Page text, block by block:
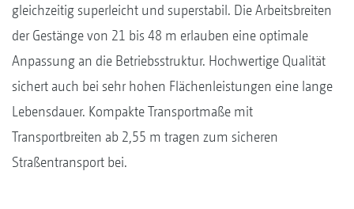
gleichzeitig superleicht und superstabil. Die Arbeitsbreiten
der Gestänge von 21 bis 48 m erlauben eine optimale
Anpassung an die Betriebsstruktur. Hochwertige Qualität
sichert auch bei sehr hohen Flächenleistungen eine lange
Lebensdauer. Kompakte Transportmaße mit
Transportbreiten ab 2,55 m tragen zum sicheren
Straßentransport bei.